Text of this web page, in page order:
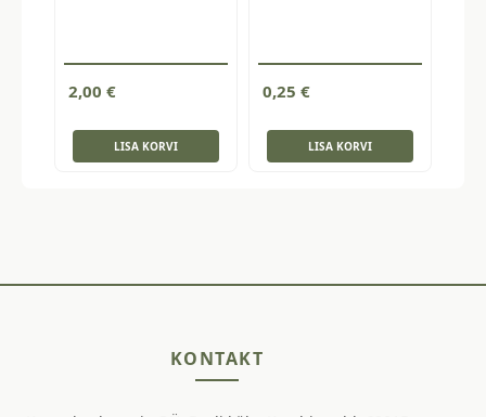
2,00 €
LISA KORVI
0,25 €
LISA KORVI
KONTAKT